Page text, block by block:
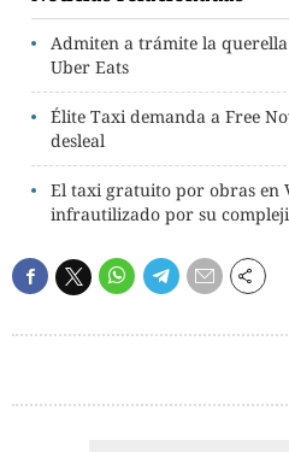
Admiten a trámite la
Uber Eats
Élite Taxi demanda a Free
desleal
El taxi gratuito por obras en
infrautilizado por su